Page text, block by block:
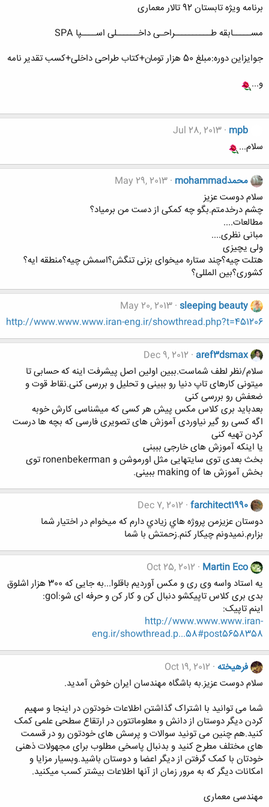
برنامه ویژه تابستان 92 تالار معماری
مســـــابقه طــــــــــراحـی داخــــــلی اســــپا SPA
جوایزاین دوره:مبلغ 50 هزار تومان+کتاب طراحی داخلی+کسب تقدیر نامه
و...
mpb
Jul 28, 2013
سلام...
محمدmohammad
May 29, 2013
سلام دوست عزیز
چشم درخدمتم.بگو چه کمکی از دست من برمیاد؟
مطالعات....
مبانی نظری....
ولی یچیزی
هتلت چیه؟چند ستاره میخوای بزنی تنگش؟اسمش چیه؟منطقه ایه؟
کشوری؟بین المللی؟
sleeping beauty
May 20, 2013
http://www.www.www.iran-eng.ir/showthread.php?t=451206
aref3dsmax
Dec 9, 2012
سلام/نظر لطف شماست.ببین اولین اصل پیشرفت اینه که حسابی تا
میتونی کارهای تاپ دنیا رو ببینی و تحلیل و بررسی کنی.نقاط قوت و
ضعفش رو بررسی کنی
بعدباید بری کلاس مکس پیش هر کسی که میشناسی کارش خوبه
اگه کسی رو گیر نیاوردی آموزش های تصویری فارسی که بچه ها درست
کردن تهیه کنی
یا اینکه آموزش های خارجی بببنی
بخث بعدی توی سایتهایی مثل اورموشن و ronenbekerman توی
بخش آموزش ها making of ببینی.
farchitect1990
Dec 7, 2012
دوستان عزيزمن پروژه هاي زيادي دارم كه ميخوام در اختيار شما
بزارم.نميدونم چيكار كنم.زحمتش با شما
Martin Eco
Oct 25, 2012
یه استاد واسه وی ری و مکس آوردیم باقلوا...به جایی که 300 هزار اشلوق
بدی بری کلاس تاپیکشو دنبال کن و کار کن و حرفه ای شو:gol:
اینم تاپیک:
http://www.www.www.iran-
eng.ir/showthread.p...58#post5658358
فرهيخته Oct 19, 2012
سلام دوست عزیز.به باشگاه مهندسان ایران خوش آمدید.
شما می توانید با اشتراک گذاشتن اطلاعات خودتون در اینجا و سهیم
کردن دیگر دوستان از دانش و معلوماتتون در ارتقاع سطحی علمی کمک
کنید.هم چنین می تونید سوالات و پرسش های خودتون رو در قسمت
های مختلف مطرح کنید و بدنبال پاسخی مطلوب برای مجهولات ذهنی
خودتان با کمک گرفتن از دیگر اعضا و دوستان باشید.وبسیار مزایا و
امکانات دیگر که به مرور زمان از آنها اطلاعات بیشتر کسب میکنید.
مهندسی معماری